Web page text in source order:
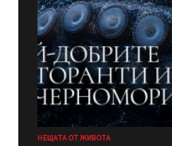
НЕЩАТА ОТ ЖИВОТА